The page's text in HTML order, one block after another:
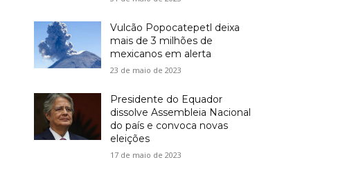
Vulcão Popocatepetl deixa
mais de 3 milhões de
mexicanos em alerta
23 de maio de 2023
Presidente do Equador
dissolve Assembleia Nacional
do país e convoca novas
eleições
17 de maio de 2023